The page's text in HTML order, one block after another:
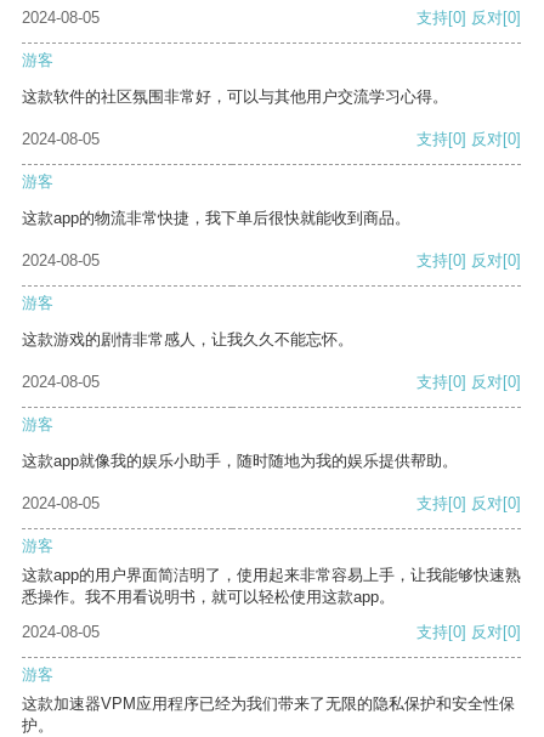
2024-08-05 支持[0] 反对[0]
游客
这款软件的社区氛围非常好，可以与其他用户交流学习心得。
2024-08-05 支持[0] 反对[0]
游客
这款app的物流非常快捷，我下单后很快就能收到商品。
2024-08-05 支持[0] 反对[0]
游客
这款游戏的剧情非常感人，让我久久不能忘怀。
2024-08-05 支持[0] 反对[0]
游客
这款app就像我的娱乐小助手，随时随地为我的娱乐提供帮助。
2024-08-05 支持[0] 反对[0]
游客
这款app的用户界面简洁明了，使用起来非常容易上手，让我能够快速熟
悉操作。我不用看说明书，就可以轻松使用这款app。
2024-08-05
支持[0] 反对[0]
游客
这款加速器VPM应用程序已经为我们带来了无限的隐私保护和安全性保
护。